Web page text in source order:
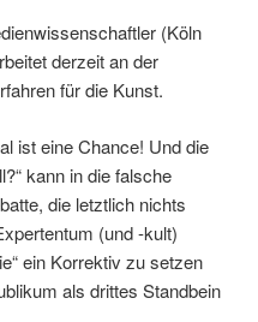
(Köln
derzeit an der
für die Kunst.
ist eine Chance! Und die
kann in die falsche
die letztlich nichts
(und -kult)
ein Korrektiv zu setzen
als drittes Standbein